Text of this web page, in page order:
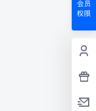
会员
权限